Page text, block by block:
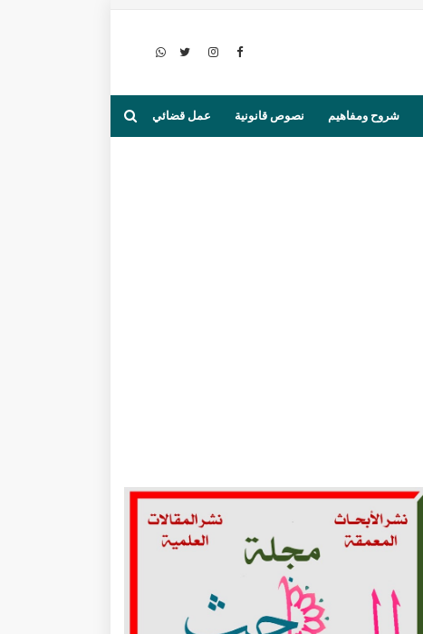
شروح ومفاهيم نصوص قانونية عمل قضائي